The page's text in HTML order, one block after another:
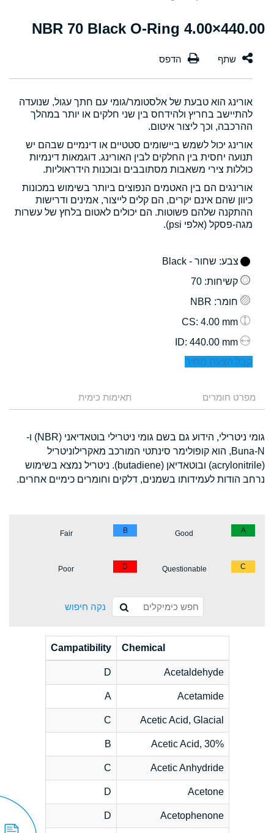
440.00×4.00 NBR 70 Black O-Ring
אורינג הוא טבעת של אלסטומר/גומי עם חתך עגול, שנועדה
להתיישב בחריץ ולהידחס בין שני חלקים או יותר במהלך
ההרכבה, וכך ליצור איטום.
אורינג יכול לשמש ביישומים סטטיים או דינמיים שבהם יש
תנועה יחסית בין החלקים לבין האורינג. דוגמאות דינמיות
כוללות צירי משאבות מסתובבים ובוכנות הידראוליות.
אורינגים הם בין האטמים הנפוצים ביותר בשימוש במכונות
כיוון שהם אינם יקרים, הם קלים לייצור, אמינים ודרישות
ההתקנה שלהם פשוטות. הם יכולים לאטום בלחץ של עשרות
מגה-פסקל (אלפי psi).
צבע: שחור - Black
קשיחות: 70
חומר: NBR
: 4.00 mm
: 440.00 mm
קבל הצעת מחיר
מפרט חומרים תאימות כימית
גומי ניטרילי, הידוע גם בשם גומי ניטרילי בוטאדיאני (NBR) ו-
Buna-N, הוא קופולימר סינתטי המורכב מאקרילוניטריל
(acrylonitrile) ובוטאדיאן (butadiene). ניטריל נמצא בשימוש
נרחב הודות לעמידותו בשמנים, דלקים וחומרים כימיים אחרים.
A
Good
B
Fair
C
Questionable
D
Poor
נקה חיפוש
Chemical
Campatibility
Acetaldehyde
D
Acetamide
A
Acetic Acid, Glacial
C
Acetic Acid, 30%
B
Acetic Anhydride
C
Acetone
D
Acetophenone
D